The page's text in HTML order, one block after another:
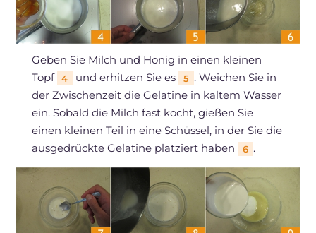
Geben Sie Milch und Honig in einen kleinen
Topf 4 und erhitzen Sie es 5 . Weichen Sie in
der Zwischenzeit die Gelatine in kaltem Wasser
ein. Sobald die Milch fast kocht, gießen Sie
einen kleinen Teil in eine Schüssel, in der Sie die
ausgedrückte Gelatine platziert haben
6 .